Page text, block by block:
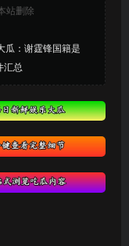
站删除
瓜：谢霆锋国籍是
汇总